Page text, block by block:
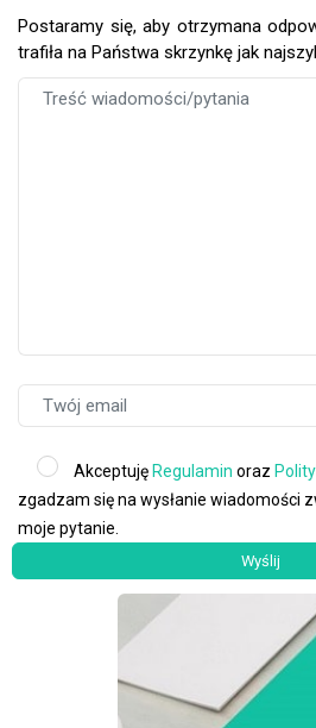
Postaramy się, aby otrzymana
trafiła na Państwa skrzynkę jak
Akceptuję Regulamin oraz
zgadzam się na wysłanie wiadomości
moje pytanie.